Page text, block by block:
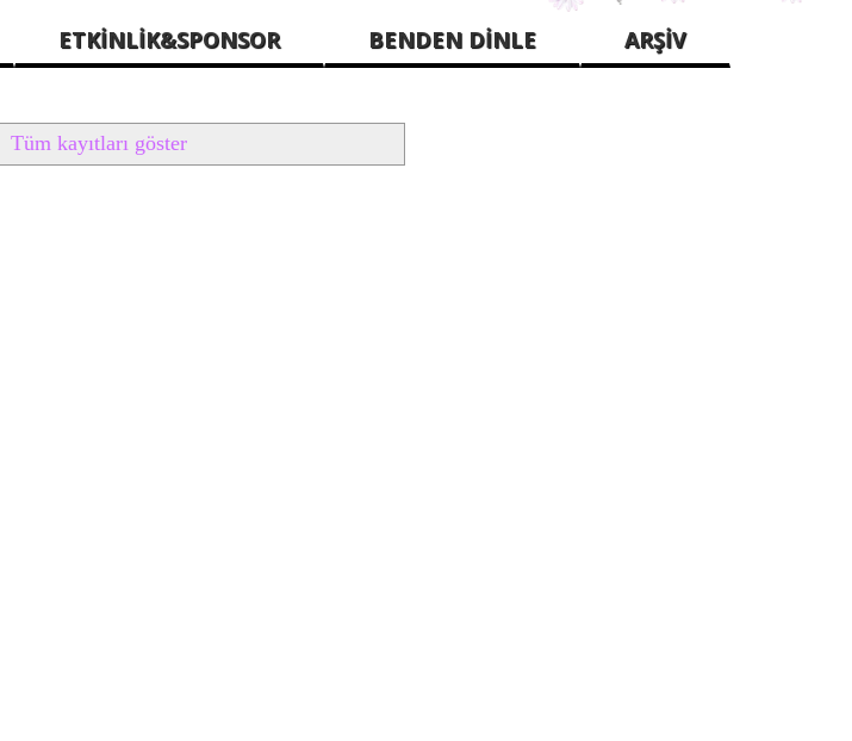
ETKİNLİK&SPONSOR BENDEN DİNLE ARŞİV
Tüm kayıtları göster